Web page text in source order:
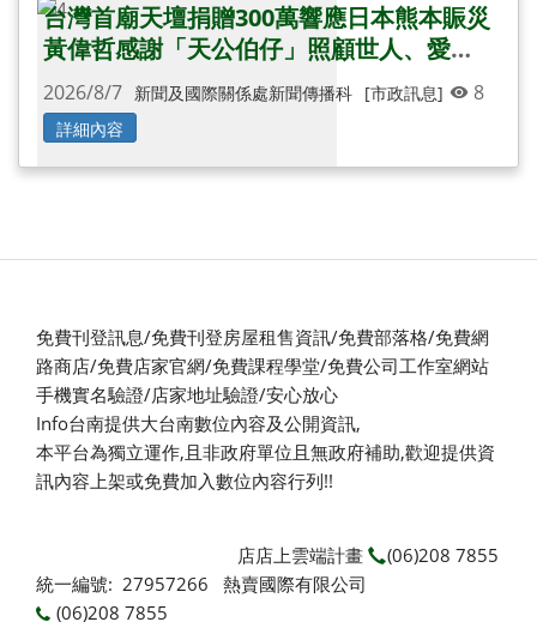
台灣首廟天壇捐贈300萬響應日本熊本賑災
黃偉哲感謝「天公伯仔」照顧世人、愛心
無遠弗屆
2026/8/7 新聞及國際關係處新聞傳播科 [市政訊息] 8
詳細內容
免費刊登訊息/免費刊登房屋租售資訊/免費部落格/免費網
路商店/免費店家官網/免費課程學堂/免費公司工作室網站
手機實名驗證/店家地址驗證/安心放心
Info台南提供大台南數位內容及公開資訊,
本平台為獨立運作,且非政府單位且無政府補助,歡迎提供資
訊內容上架或免費加入數位內容行列!!
店店上雲端計畫
(06)208 7855
統一編號: 27957266 熱賣國際有限公司
(06)208 7855